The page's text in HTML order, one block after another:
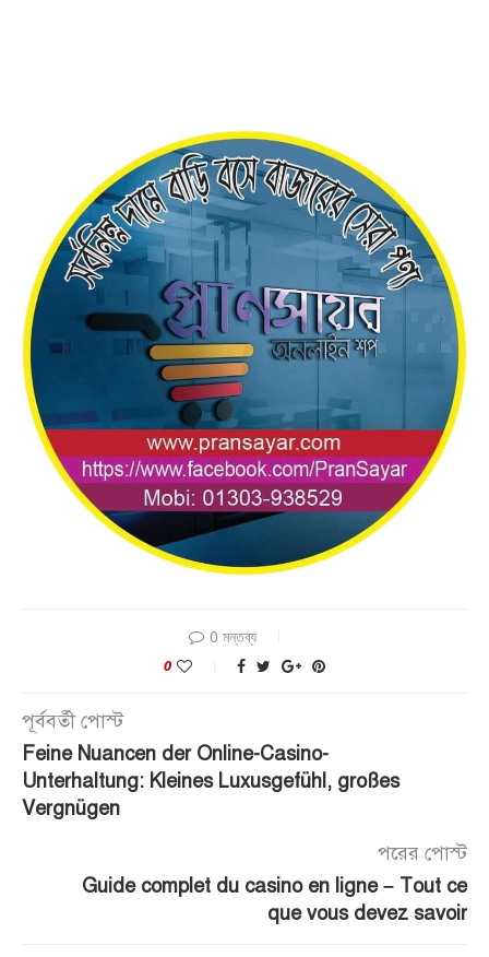
0 মন্তব্য
0
পূর্ববর্তী পোস্ট
Feine Nuancen der Online-Casino-
Unterhaltung: Kleines Luxusgefühl, großes
Vergnügen
পরের পোস্ট
Guide complet du casino en ligne – Tout ce
que vous devez savoir